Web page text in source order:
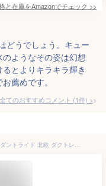
と在庫をAmazonでチェック >>
どうでしょう。キュー
ようなその姿は幻想
とよりキラキラ輝き
薦めです。
全てのおすすめコメント (1件) >
ペンダントライト ガラス ダクトレール ペンダントライド 北欧 ダクトレール用 ペンダントライト 照明 おしゃれ 吊下げ シェード ヴィンテージ ビンテージ 室内照明 リビング ダイニング ベッドルーム 寝室 洋風 照明器具 LED 天井照明